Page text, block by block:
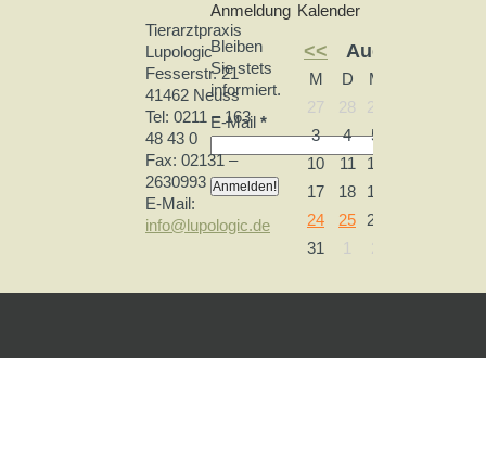
Tierarztpraxis
Lupologic
Fesserstr. 21
41462 Neuss
Tel: 0211 – 163
48 43 0
Fax: 02131 –
2630993
E-Mail:
info@lupologic.de
Anmeldung
Bleiben
Sie stets
informiert.
E-Mail *
Kalender
<< August 2026
M D M
27
28 29
3
4 5
10
11 12
17
18 19
24
25 26
31
1